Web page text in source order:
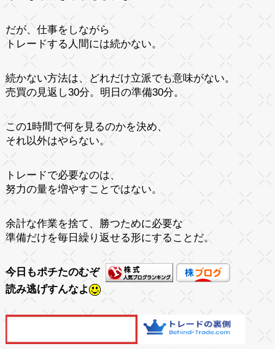
だが、仕事をしながら
トレードする人間には続かない。
続かない方法は、どれだけ立派でも意味がない。
売買の見返し30分。明日の準備30分。
この1時間で何を見るのかを決め、
それ以外はやらない。
トレードで必要なのは、
努力の量を増やすことではない。
余計な作業を捨て、勝つために必要な
準備だけを毎日繰り返せる形にすることだ。
今日もポチたのむぞ
読み逃げすんなよ